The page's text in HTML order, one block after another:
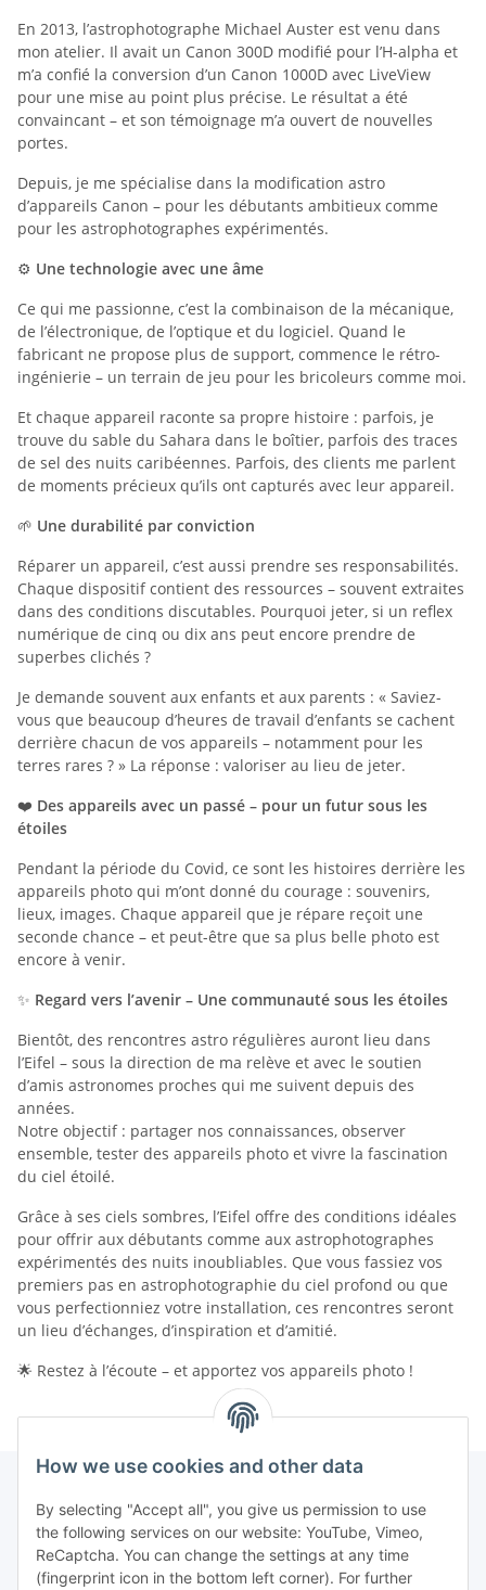
How we use cookies and other data
By selecting "Accept all", you give us permission to use
the following services on our website: YouTube, Vimeo,
ReCaptcha. You can change the settings at any time
(fingerprint icon in the bottom left corner). For further
En 2013, l’astrophotographe Michael Auster est venu dans
mon atelier. Il avait un Canon 300D modifié pour l’H-alpha et
m’a confié la conversion d’un Canon 1000D avec LiveView
pour une mise au point plus précise. Le résultat a été
convaincant – et son témoignage m’a ouvert de nouvelles
portes.
Depuis, je me spécialise dans la modification astro
d’appareils Canon – pour les débutants ambitieux comme
pour les astrophotographes expérimentés.
⚙️ Une technologie avec une âme
Ce qui me passionne, c’est la combinaison de la mécanique,
de l’électronique, de l’optique et du logiciel. Quand le
fabricant ne propose plus de support, commence le rétro-
ingénierie – un terrain de jeu pour les bricoleurs comme moi.
Et chaque appareil raconte sa propre histoire : parfois, je
trouve du sable du Sahara dans le boîtier, parfois des traces
de sel des nuits caribéennes. Parfois, des clients me parlent
de moments précieux qu’ils ont capturés avec leur appareil.
🌱 Une durabilité par conviction
Réparer un appareil, c’est aussi prendre ses responsabilités.
Chaque dispositif contient des ressources – souvent extraites
dans des conditions discutables. Pourquoi jeter, si un reflex
numérique de cinq ou dix ans peut encore prendre de
superbes clichés ?
Je demande souvent aux enfants et aux parents : « Saviez-
vous que beaucoup d’heures de travail d’enfants se cachent
derrière chacun de vos appareils – notamment pour les
terres rares ? » La réponse : valoriser au lieu de jeter.
❤️ Des appareils avec un passé – pour un futur sous les
étoiles
Pendant la période du Covid, ce sont les histoires derrière les
appareils photo qui m’ont donné du courage : souvenirs,
lieux, images. Chaque appareil que je répare reçoit une
seconde chance – et peut-être que sa plus belle photo est
encore à venir.
✨ Regard vers l’avenir – Une communauté sous les étoiles
Bientôt, des rencontres astro régulières auront lieu dans
l’Eifel – sous la direction de ma relève et avec le soutien
d’amis astronomes proches qui me suivent depuis des
années.
Notre objectif : partager nos connaissances, observer
ensemble, tester des appareils photo et vivre la fascination
du ciel étoilé.
Grâce à ses ciels sombres, l’Eifel offre des conditions idéales
pour offrir aux débutants comme aux astrophotographes
expérimentés des nuits inoubliables. Que vous fassiez vos
premiers pas en astrophotographie du ciel profond ou que
vous perfectionniez votre installation, ces rencontres seront
un lieu d’échanges, d’inspiration et d’amitié.
🌟 Restez à l’écoute – et apportez vos appareils photo !